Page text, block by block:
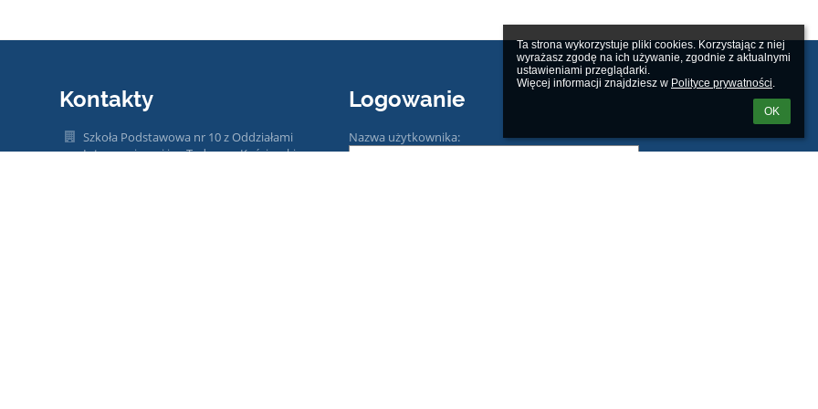
Ta strona wykorzystuje pliki cookies. Korzystając z niej
wyrażasz zgodę na ich używanie, zgodnie z aktualnymi
ustawieniami przeglądarki.
Więcej informacji znajdziesz w Polityce prywatności.
OK
Kontakty
Szkoła Podstawowa nr 10 z Oddziałami
Integracyjnymi im. Tadeusza Kościuszki w
Logowanie
Nazwa użytkownika: